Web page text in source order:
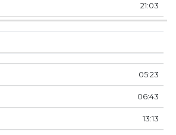
21:03
05:23
06:43
13:13